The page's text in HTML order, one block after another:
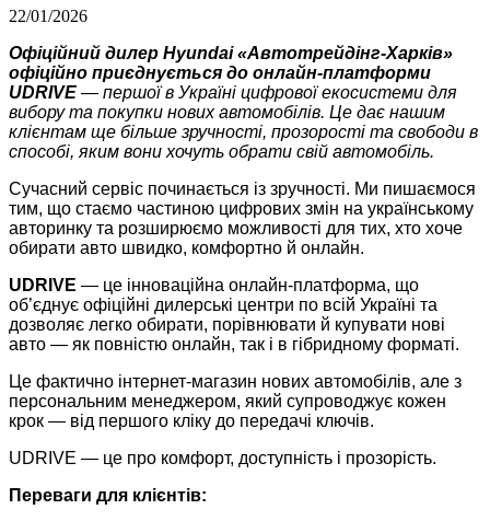
22/01/2026
Офіційний дилер Hyundai «Автотрейдінг-Харків»
офіційно приєднується до онлайн-платформи
UDRIVE — першої в Україні цифрової екосистеми для
вибору та покупки нових автомобілів. Це дає нашим
клієнтам ще більше зручності, прозорості та свободи в
способі, яким вони хочуть обрати свій автомобіль.
Сучасний сервіс починається із зручності. Ми пишаємося
тим, що стаємо частиною цифрових змін на українському
авторинку та розширюємо можливості для тих, хто хоче
обирати авто швидко, комфортно й онлайн.
UDRIVE — це інноваційна онлайн-платформа, що
об’єднує офіційні дилерські центри по всій Україні та
дозволяє легко обирати, порівнювати й купувати нові
авто — як повністю онлайн, так і в гібридному форматі.
Це фактично інтернет-магазин нових автомобілів, але з
персональним менеджером, який супроводжує кожен
крок — від першого кліку до передачі ключів.
UDRIVE — це про комфорт, доступність і прозорість.
Переваги для клієнтів: